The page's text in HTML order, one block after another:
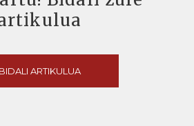
BIDALI ARTIKULUA